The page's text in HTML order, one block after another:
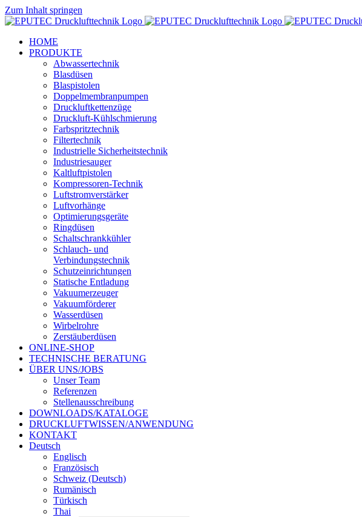
Zum Inhalt springen
HOME
PRODUKTE
Abwassertechnik
Blasdüsen
Blaspistolen
Doppelmembranpumpen
Druckluftkettenzüge
Druckluft-Kühlschmierung
Farbspritztechnik
Filtertechnik
Industrielle Sicherheitstechnik
Industriesauger
Kaltluftpistolen
Kompressoren-Technik
Luftstromverstärker
Luftvorhänge
Optimierungsgeräte
Ringdüsen
Schaltschrankkühler
Schlauch- und
Verbindungstechnik
Schutzeinrichtungen
Statische Entladung
Vakuumerzeuger
Vakuumförderer
Wasserdüsen
Wirbelrohre
Zerstäuberdüsen
ONLINE-SHOP
TECHNISCHE BERATUNG
ÜBER UNS/JOBS
Unser Team
Referenzen
Stellenausschreibung
DOWNLOADS/KATALOGE
DRUCKLUFTWISSEN/ANWENDUNG
KONTAKT
Deutsch
Englisch
Französisch
Schweiz (Deutsch)
Rumänisch
Türkisch
Thai